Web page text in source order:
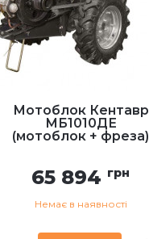
Мотоблок Кентавр
МБ1010ДЕ
(мотоблок + фреза)
65 894 грн
Немає в наявності